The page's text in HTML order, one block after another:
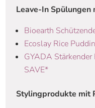
Leave-In Spülungen
Bioearth
Ecoslay Rice
GYADA
SAVE*
Stylingprodukte mit